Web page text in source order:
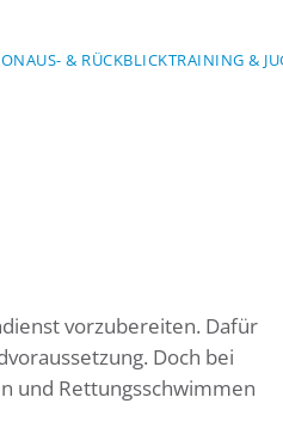
AUS- & RÜCKBLICKTRAINING &
vorzubereiten. Dafür
Doch bei
und Rettungsschwimmen